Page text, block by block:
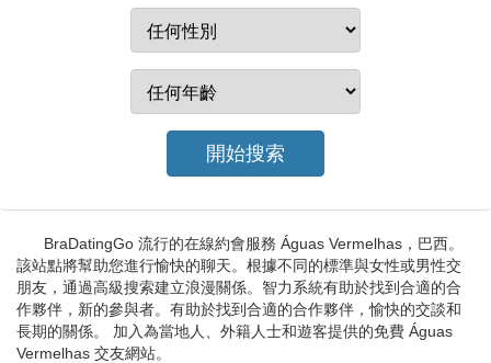
BraDatingGo 流行的在線約會服務 Águas Vermelhas，巴西。
該站點將幫助您進行愉快的聊天。根據不同的標準與女性或男性交
朋友，通過高級搜索建立浪漫關係。智力系統有助於找到合適的合
作夥伴，新的參與者。有助於找到合適的合作夥伴，愉快的交談和
長期的關係。 加入為當地人、外籍人士和遊客提供的免費 Águas
Vermelhas 交友網站。